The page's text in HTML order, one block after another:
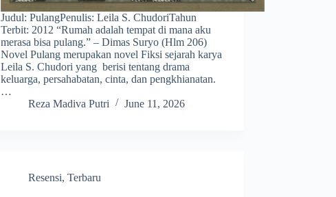
Judul: PulangPenulis: Leila S. ChudoriTahun
Terbit: 2012 “Rumah adalah tempat di mana aku
merasa bisa pulang.” – Dimas Suryo (Hlm 206)
Novel Pulang merupakan novel Fiksi sejarah karya
Leila S. Chudori yang berisi tentang drama
keluarga, persahabatan, cinta, dan pengkhianatan.
…
Reza Madiva Putri
June 11, 2026
Resensi,Terbaru